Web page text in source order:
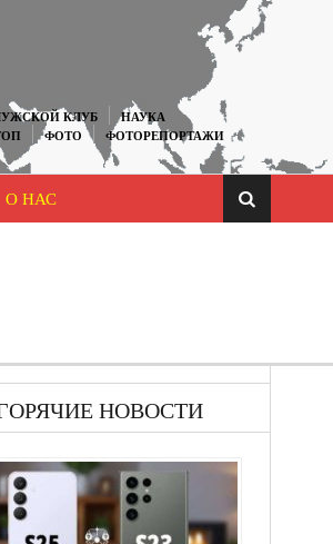
КЛУБ
НАУКА
ФОТО
ФОТОРЕПОРТАЖИ
О НАС
НОВОСТИ